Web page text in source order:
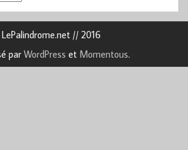
LePalindrome.net // 2016
par WordPress et Momentous.